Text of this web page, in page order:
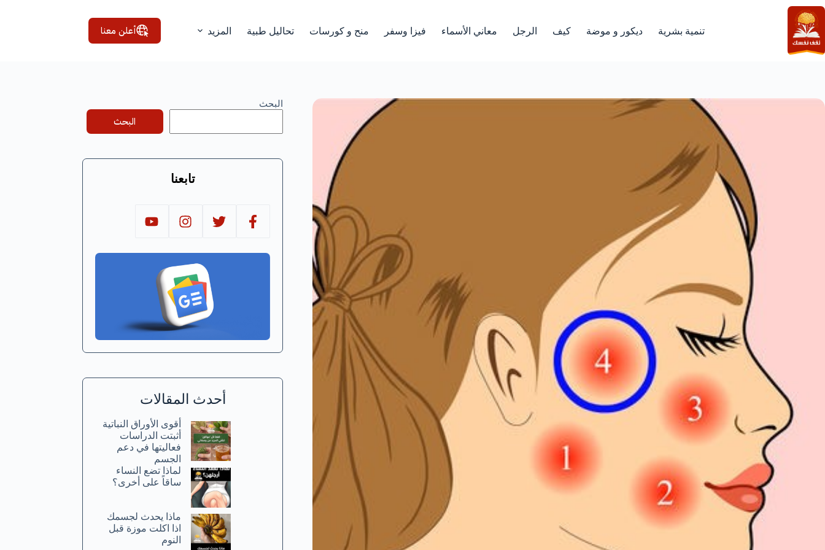
التجاوز
إلى
المحتوى
تنمية بشرية ديكور و موضة كيف الرجل معاني الأسماء فيزا وسفر منح و كورسات تحاليل طبية المزيد أعلن معنا
البحث
البحث
تابعنا
أحدث المقالات
أقوى الأوراق النباتية
أثبتت الدراسات
فعاليتها في دعم
الجسم
لماذا تضع النساء
ساقاً على أخرى؟
ماذا يحدث لجسمك
اذا اكلت موزة قبل
النوم